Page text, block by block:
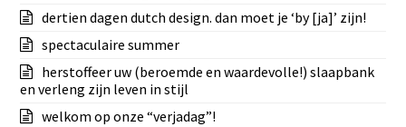
dertien dagen dutch design. dan moet je ‘by [ja]’ zijn!
spectaculaire summer
herstoffeer uw (beroemde en waardevolle!) slaapbank
en verleng zijn leven in stijl
welkom op onze “verjadag”!